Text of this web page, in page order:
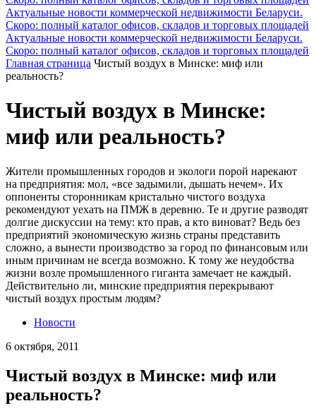
Актуальные новости коммерческой недвижимости Беларуси.
Скоро: полный каталог офисов, складов и торговых площадей
Актуальные новости коммерческой недвижимости Беларуси.
Скоро: полный каталог офисов, складов и торговых площадей
Главная страница Чистый воздух в Минске: миф или
реальность?
Чистый воздух в Минске:
миф или реальность?
Жители промышленных городов и экологи порой нарекают
на предприятия: мол, «все задымили, дышать нечем». Их
оппоненты сторонникам кристально чистого воздуха
рекомендуют уехать на ПМЖ в деревню. Те и другие разводят
долгие дискуссии на тему: кто прав, а кто виноват? Ведь без
предприятий экономическую жизнь страны представить
сложно, а вынести производство за город по финансовым или
иным причинам не всегда возможно. К тому же неудобства
жизни возле промышленного гиганта замечает не каждый.
Действительно ли, минские предприятия перекрывают
чистый воздух простым людям?
Новости
6 октября, 2011
Чистый воздух в Минске: миф или
реальность?